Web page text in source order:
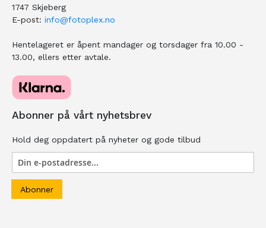
1747 Skjeberg
E-post: info@fotoplex.no
Hentelageret er åpent mandager og torsdager fra 10.00 -
13.00, ellers etter avtale.
Abonner på vårt nyhetsbrev
Hold deg oppdatert på nyheter og gode tilbud
Abonner